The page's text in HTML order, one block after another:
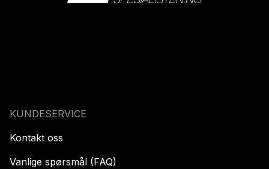
KUNDESERVICE
Kontakt oss
Vanlige spørsmål (FAQ)